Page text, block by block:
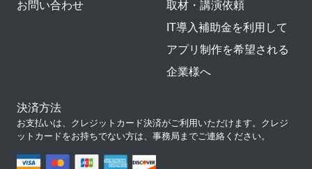
お問い合わせ
取材・講演依頼
IT導入補助金を利用して
アプリ制作を希望される
企業様へ
決済方法
お支払いは、クレジットカード決済がご利用いただけます。クレジ
ットカードをお持ちでない方は、事務局までご連絡ください。